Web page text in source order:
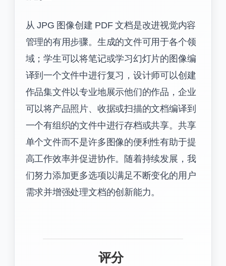
从 JPG 图像创建 PDF 文档是改进视觉内容
管理的有用步骤。生成的文件可用于各个领
域；学生可以将笔记或学习幻灯片的图像编
译到一个文件中进行复习，设计师可以创建
作品集文件以专业地展示他们的作品，企业
可以将产品照片、收据或扫描的文档编译到
一个有组织的文件中进行存档或共享。共享
单个文件而不是许多图像的便利性有助于提
高工作效率并促进协作。随着持续发展，我
们努力添加更多选项以满足不断变化的用户
需求并增强处理文档的创新能力。
评分